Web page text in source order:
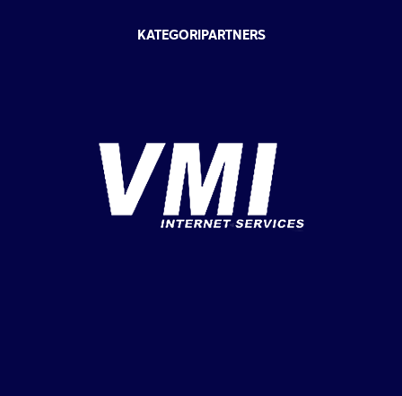
KATEGORIPARTNERS